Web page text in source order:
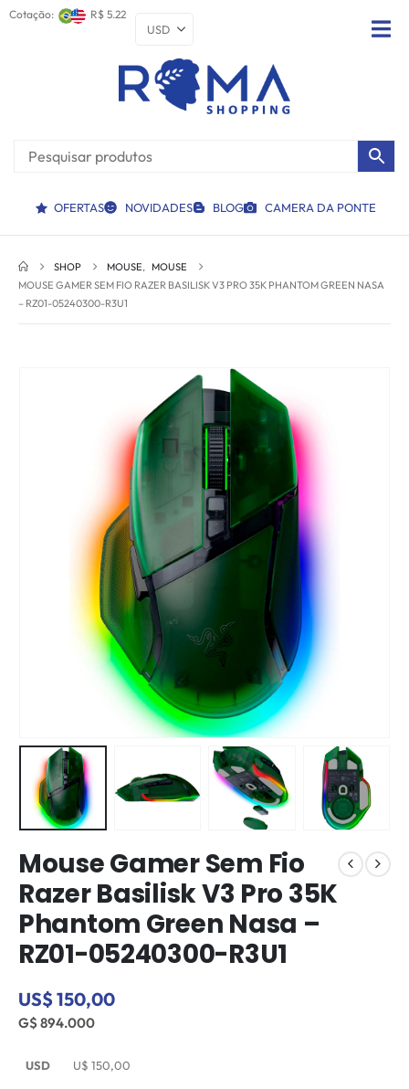
Cotação: R$ 5.22
OFERTAS NOVIDADES BLOG CAMERA DA PONTE
SHOP MOUSE, MOUSE
MOUSE GAMER SEM FIO RAZER BASILISK V3 PRO 35K PHANTOM GREEN NASA
– RZ01-05240300-R3U1
Mouse Gamer Sem Fio
Razer Basilisk V3 Pro 35K
Phantom Green Nasa –
RZ01-05240300-R3U1
US$ 150,00
G$ 894.000
USD U$ 150,00